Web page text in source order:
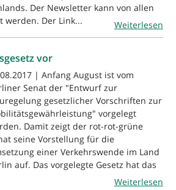
Der Newsletter kann von allen
werden. Der Link...
Weiterlesen
vor
| Anfang August ist vom
Senat der "Entwurf zur
gesetzlicher Vorschriften zur
vorgelegt
Damit zeigt der rot-rot-grüne
seine Vorstellung für die
einer Verkehrswende im Land
auf. Das vorgelegte Gesetz hat das
Weiterlesen